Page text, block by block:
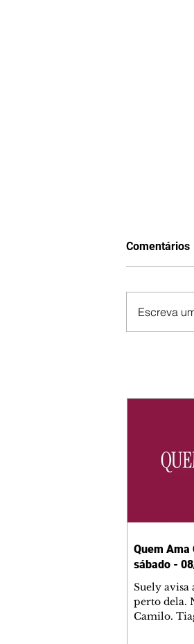
Comentários
Escreva
Quem Ama
sábado -
Suely avisa
perto dela.
Camilo.